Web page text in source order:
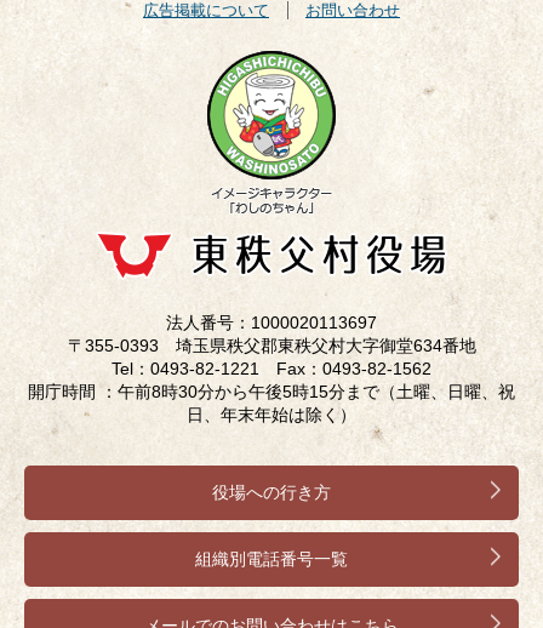
広告掲載について
お問い合わせ
法人番号：1000020113697
〒355-0393 埼玉県秩父郡東秩父村大字御堂634番地
Tel：0493-82-1221 Fax：0493-82-1562
開庁時間 ：午前8時30分から午後5時15分まで（土曜、日曜、祝
日、年末年始は除く）
役場への行き方
組織別電話番号一覧